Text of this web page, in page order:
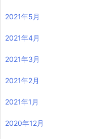
2021年5月
2021年4月
2021年3月
2021年2月
2021年1月
2020年12月